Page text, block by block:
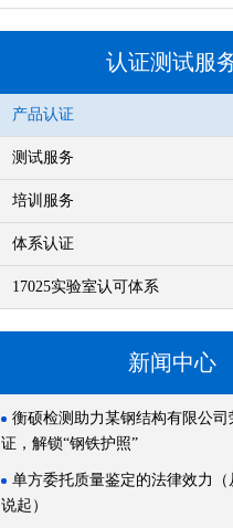
认证测试服
产品认证
测试服务
培训服务
体系认证
17025实验室认可体系
新闻中心
衡硕检测助力某钢结构有限公司
证，解锁“钢铁护照”
单方委托质量鉴定的法律效力（
说起）